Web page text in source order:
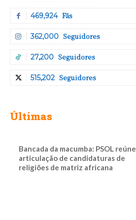
469,924 Fãs
362,000 Seguidores
27,200 Seguidores
515,202 Seguidores
Últimas
Bancada da macumba: PSOL reúne
articulação de candidaturas de
religiões de matriz africana